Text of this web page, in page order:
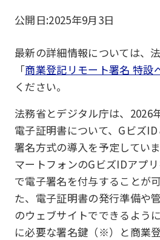
公開日:2025年9月3日
最新の詳細情報については、
「商業登記リモート署名 特設
ください。
法務省とデジタル庁は、2026
電子証明書について、Gビズ
署名方式の導入を予定してい
マートフォンのGビズIDアプ
で電子署名を付与することが
た、電子証明書の発行準備や
のウェブサイトでできるよう
に必要な署名鍵（※）と商業